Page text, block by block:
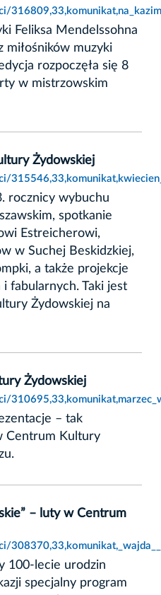
Feliksa Mendelssohna
miłośników muzyki
rozpoczęła się 8
w mistrzowskim
Żydowskiej
rocznicy wybuchu
spotkanie
Estreicherowi,
w Suchej Beskidzkiej,
a także projekcje
fabularnych. Taki jest
Żydowskiej na
Żydowskiej
– tak
Centrum Kultury
– luty w Centrum
100-lecie urodzin
specjalny program